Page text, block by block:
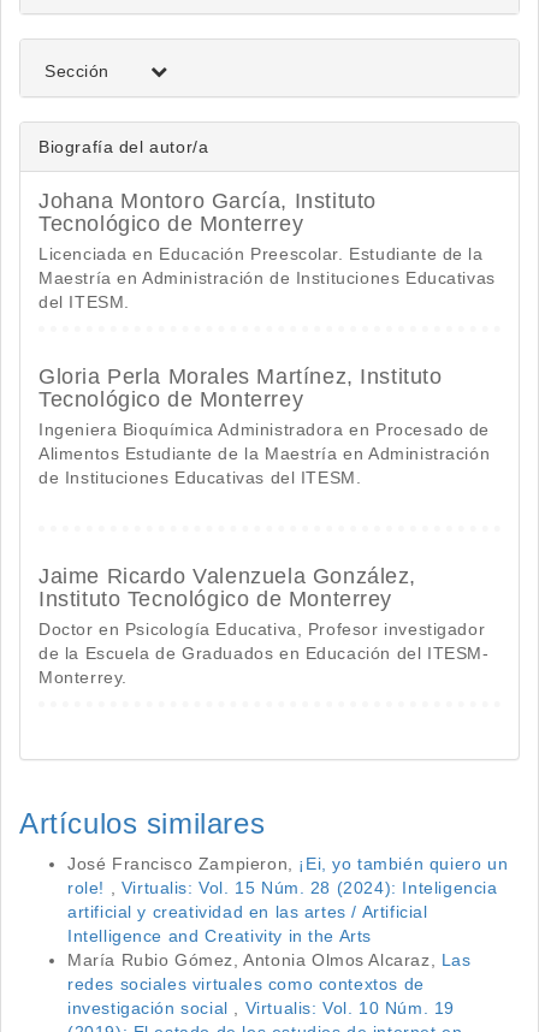
Sección
Biografía del autor/a
Johana Montoro García, Instituto
Tecnológico de Monterrey
Licenciada en Educación Preescolar. Estudiante de la
Maestría en Administración de Instituciones Educativas
del ITESM.
Gloria Perla Morales Martínez, Instituto
Tecnológico de Monterrey
Ingeniera Bioquímica Administradora en Procesado de
Alimentos Estudiante de la Maestría en Administración
de Instituciones Educativas del ITESM.
Jaime Ricardo Valenzuela González,
Instituto Tecnológico de Monterrey
Doctor en Psicología Educativa, Profesor investigador
de la Escuela de Graduados en Educación del ITESM-
Monterrey.
Artículos similares
José Francisco Zampieron, ¡Ei, yo también quiero un
role! , Virtualis: Vol. 15 Núm. 28 (2024): Inteligencia
artificial y creatividad en las artes / Artificial
Intelligence and Creativity in the Arts
María Rubio Gómez, Antonia Olmos Alcaraz, Las
redes sociales virtuales como contextos de
investigación social , Virtualis: Vol. 10 Núm. 19